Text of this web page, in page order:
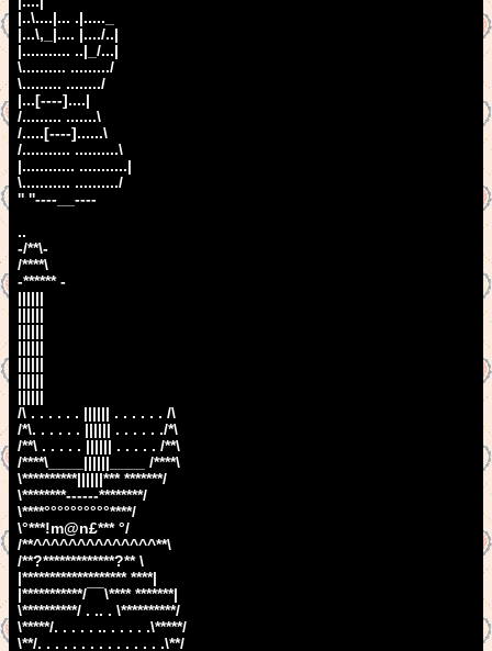
|..\....|... .|....._
|...\,_|.... |..../..|
|........... ..|_/...|
\.......... ........./
\......... ......../
|...[----]....|
/......... .......\
/.....[----]......\
/........... ..........\
|............ ...........|
\........... ........../
'' ''----__----
..
-/**\-
/****\
-****** -
||||||
||||||
||||||
||||||
||||||
||||||
||||||
/\ . . . . . . |||||| . . . . . . /\
/*\. . . . . . |||||| . . . . . ./*\
/**\ . . . . . |||||| . . . . . /**\
/****\____||||||____ /****\
\**********||||||*** *******/
\********------********/
\****°°°°°°°°°°****/
\°***!m@n£*** °/
/**^^^^^^^^^^^^^^**\
/**?*************?** \
|******************* ****|
|***********/¯¯\**** *******|
\**********/ . .. . \**********/
\*****/. . . . . .. . . . . .\*****/
\**/. . . . . . . . . . . . . . .\**/